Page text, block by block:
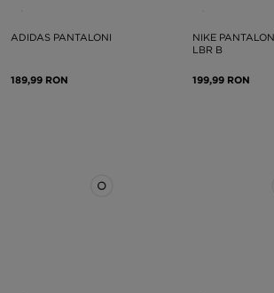
ADIDAS PANTALONI
189,99 RON
NIKE
LBR B
199,99 RON